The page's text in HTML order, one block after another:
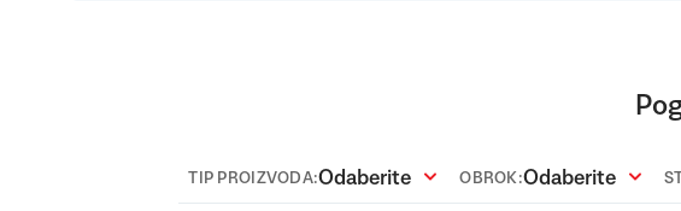
TIP PROIZVODA:Odaberite OBROK:Odaberite